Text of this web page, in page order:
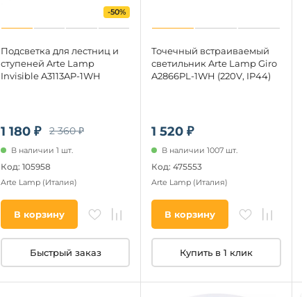
1 180 ₽ 2 360 ₽
-50%
Подсветка для лестниц и
ступеней Arte Lamp
Invisible A3113AP-1WH
В наличии 1 шт.
Код: 105958
Arte Lamp (Италия)
В корзину
Быстрый заказ
1 520 ₽
Точечный встраиваемый
светильник Arte Lamp Giro
A2866PL-1WH (220V, IP44)
В наличии 1007 шт.
Код: 475553
Arte Lamp (Италия)
В корзину
Купить в 1 клик